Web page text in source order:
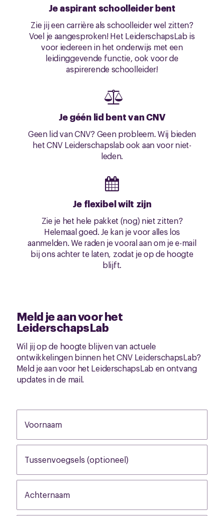
Je aspirant schoolleider bent
Zie jij een carrière als schoolleider wel zitten?
Voel je aangesproken! Het LeiderschapsLab is
voor iedereen in het onderwijs met een
leidinggevende functie, ook voor de
aspirerende schoolleider!
Je géén lid bent van CNV
Geen lid van CNV? Geen probleem. Wij bieden
het CNV Leiderschapslab ook aan voor niet-
leden.
Je flexibel wilt zijn
Zie je het hele pakket (nog) niet zitten?
Helemaal goed. Je kan je voor alles los
aanmelden. We raden je vooral aan om je e-mail
bij ons achter te laten, zodat je op de hoogte
blijft.
Meld je aan voor het
LeiderschapsLab
Wil jij op de hoogte blijven van actuele
ontwikkelingen binnen het CNV LeiderschapsLab?
Meld je aan voor het LeiderschapsLab en ontvang
updates in de mail.
Voornaam
Tussenvoegsels (optioneel)
Achternaam